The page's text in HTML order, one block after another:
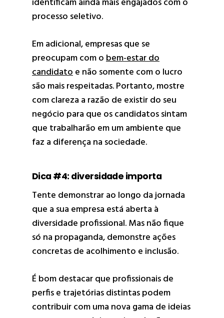
processo seletivo.
Em adicional, empresas que se
preocupam com obem-estar do
candidatoe não somente com o lucro
são mais respeitadas. Portanto, mostre
com clareza a razão de existir do seu
negócio para que os candidatos sintam
que trabalharão em um ambiente que
faz a diferença na sociedade.
Dica #4: diversidade importa
Tente demonstrar ao longo da jornada
que a sua empresa está aberta à
diversidade profissional. Mas não fique
só na propaganda, demonstre ações
concretas de acolhimento e inclusão.
É bom destacar que profissionais de
perfis e trajetórias distintas podem
contribuir com uma nova gama de ideias